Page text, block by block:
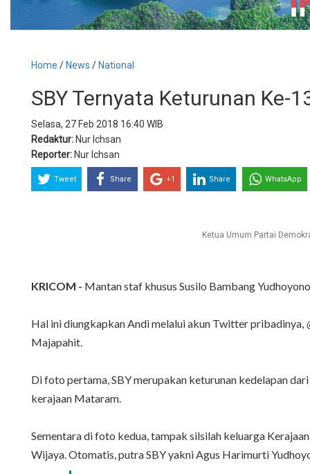
Home / News / National
SBY Ternyata Keturunan Ke-
Selasa, 27 Feb 2018 16:40 WIB
Redaktur: Nur Ichsan
Reporter: Nur Ichsan
Tweet Share +1 Share WhatsApp
Ketua Umum Partai
KRICOM - Mantan staf khusus Susilo Bambang
Hal ini diungkapkan Andi melalui akun Twitter pribadinya,
Majapahit.
Di foto pertama, SBY merupakan keturunan kedelapan
kerajaan Mataram.
Sementara di foto kedua, tampak silsilah keluarga
Wijaya. Otomatis, putra SBY yakni Agus Harimurti